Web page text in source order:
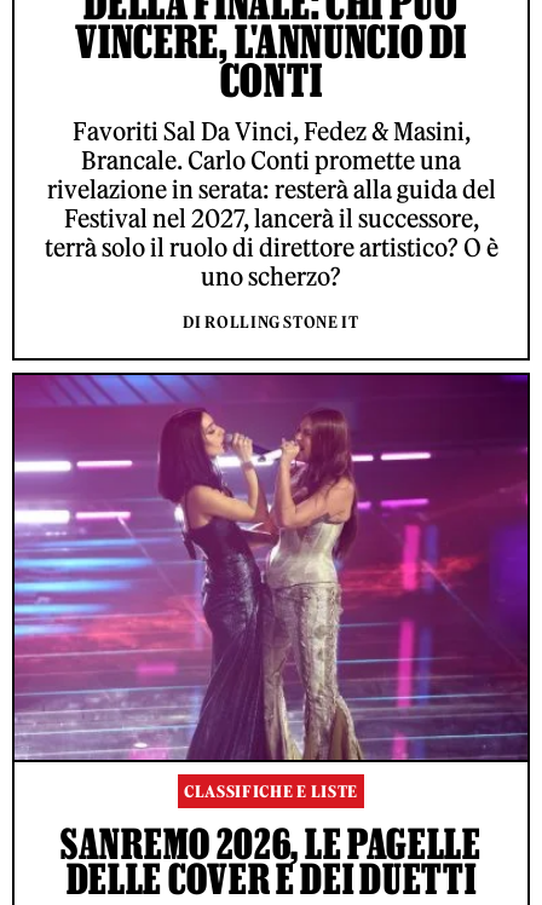
VINCERE, L'ANNUNCIO DI
CONTI
Favoriti Sal Da Vinci, Fedez & Masini,
Brancale. Carlo Conti promette una
rivelazione in serata: resterà alla guida del
Festival nel 2027, lancerà il successore,
terrà solo il ruolo di direttore artistico? O è
uno scherzo?
DI ROLLING STONE IT
CLASSIFICHE E LISTE
SANREMO 2026, LE PAGELLE
DELLE COVER E DEI DUETTI